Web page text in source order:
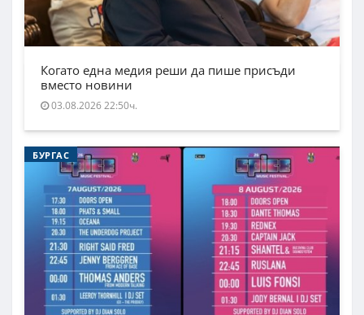
Когато една медия реши да пише присъди
вместо новини
03.08.2026 22:50ч.
БУРГАС